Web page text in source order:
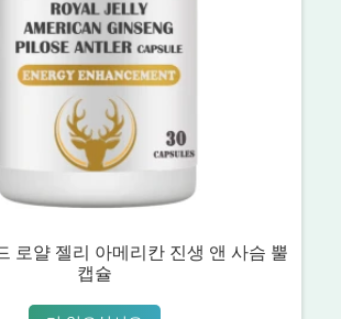
로얄 젤리 아메리칸 진생 앤 사슴 뿔
캡슐